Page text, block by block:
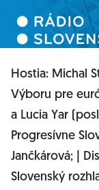
Hostia: Michal
Výboru pre
a Lucia Yar
Progresívne
Jančkárová; |
Slovenský